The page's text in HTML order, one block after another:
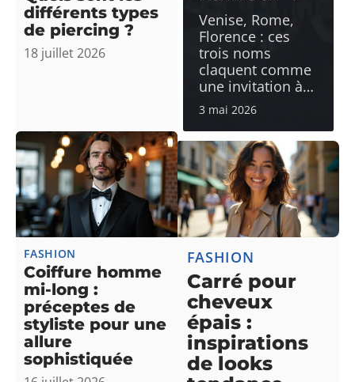
différents types
de piercing ?
18 juillet 2026
FASHION
Coiffure homme
mi-long :
préceptes de
styliste pour une
allure
sophistiquée
Venise, Rome,
Florence : ces
trois noms
claquent comme
une invitation à…
3 mai 2026
FASHION
Carré pour
cheveux
épais :
inspirations
de looks